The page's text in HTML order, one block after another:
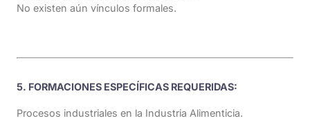
No existen aún vínculos formales.
5. FORMACIONES ESPECÍFICAS REQUERIDAS:
Procesos industriales en la Industria Alimenticia.